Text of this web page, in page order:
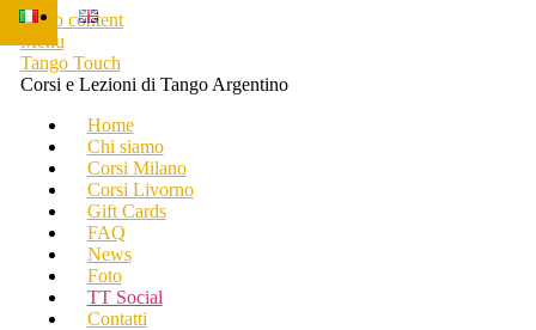
Skip to content
Menu
Tango Touch
Corsi e Lezioni di Tango Argentino
Home
Chi siamo
Corsi Milano
Corsi Livorno
Gift Cards
FAQ
News
Foto
TT Social
Contatti